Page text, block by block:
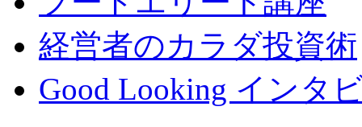
経営者のカラダ投資術
Good Looking インタ